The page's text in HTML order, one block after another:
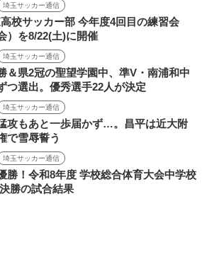
埼玉サッカー通信
校サッカー部 今年度4回目の練習会
）を8/22(土)に開催
埼玉サッカー通信
＆県2冠の聖望学園中、準V・南浦和中
つ選出。優秀選手22人が決定
埼玉サッカー通信
攻もあと一歩届かず…。昌平は近大附
で雪辱誓う
埼玉サッカー通信
勝！令和8年度 学校総合体育大会中学校
勝の試合結果